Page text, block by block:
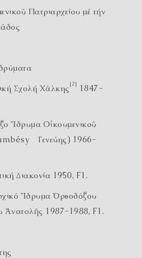
Πατριαρχείου μέ τήν
Σχολή Χάλκης [2]
1847-
Ἵδρυμα Οἰκουμενικοῦ
Γενεύης) 1966-
Διακονία 1950, F1.
Ἵδρυμα Ὀρθοδόξου
Ἀνατολῆς 1987-1988, F1.